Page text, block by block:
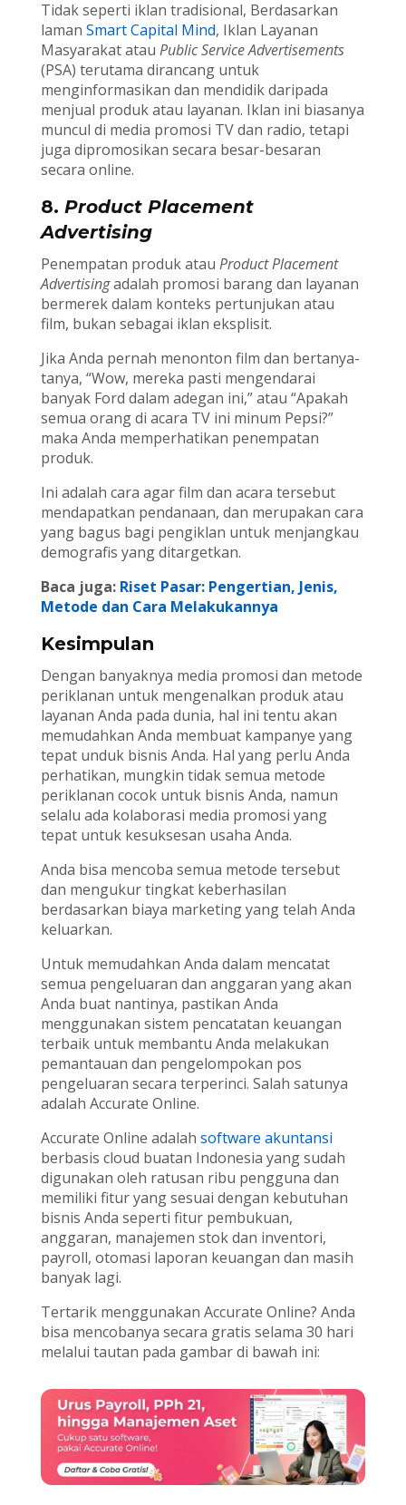
Tidak seperti iklan tradisional, Berdasarkan
laman Smart Capital Mind, Iklan Layanan
Masyarakat atau Public Service Advertisements
(PSA) terutama dirancang untuk
menginformasikan dan mendidik daripada
menjual produk atau layanan. Iklan ini biasanya
muncul di media promosi TV dan radio, tetapi
juga dipromosikan secara besar-besaran
secara online.
8. Product Placement
Advertising
Penempatan produk atau Product Placement
Advertisingadalah promosi barang dan layanan
bermerek dalam konteks pertunjukan atau
film, bukan sebagai iklan eksplisit.
Jika Anda pernah menonton film dan bertanya-
tanya, “Wow, mereka pasti mengendarai
banyak Ford dalam adegan ini,” atau “Apakah
semua orang di acara TV ini minum Pepsi?”
maka Anda memperhatikan penempatan
produk.
Ini adalah cara agar film dan acara tersebut
mendapatkan pendanaan, dan merupakan cara
yang bagus bagi pengiklan untuk menjangkau
demografis yang ditargetkan.
Baca juga: Riset Pasar: Pengertian, Jenis,
Metode dan Cara Melakukannya
Kesimpulan
Dengan banyaknya media promosi dan metode
periklanan untuk mengenalkan produk atau
layanan Anda pada dunia, hal ini tentu akan
memudahkan Anda membuat kampanye yang
tepat unduk bisnis Anda. Hal yang perlu Anda
perhatikan, mungkin tidak semua metode
periklanan cocok untuk bisnis Anda, namun
selalu ada kolaborasi media promosi yang
tepat untuk kesuksesan usaha Anda.
Anda bisa mencoba semua metode tersebut
dan mengukur tingkat keberhasilan
berdasarkan biaya marketing yang telah Anda
keluarkan.
Untuk memudahkan Anda dalam mencatat
semua pengeluaran dan anggaran yang akan
Anda buat nantinya, pastikan Anda
menggunakan sistem pencatatan keuangan
terbaik untuk membantu Anda melakukan
pemantauan dan pengelompokan pos
pengeluaran secara terperinci. Salah satunya
adalah Accurate Online.
Accurate Online adalah software akuntansi
berbasis cloud buatan Indonesia yang sudah
digunakan oleh ratusan ribu pengguna dan
memiliki fitur yang sesuai dengan kebutuhan
bisnis Anda seperti fitur pembukuan,
anggaran, manajemen stok dan inventori,
payroll, otomasi laporan keuangan dan masih
banyak lagi.
Tertarik menggunakan Accurate Online? Anda
bisa mencobanya secara gratis selama 30 hari
melalui tautan pada gambar di bawah ini: